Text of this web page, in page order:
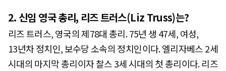
2. 신임 영국 총리, 리즈 트러스(Liz Truss)는?
리즈 트러스, 영국의 제78대 총리. 75년 생 47세, 여성,
13년차 정치인, 보수당 소속의 정치인이다. 엘리자베스 2세
시대의 마지막 총리이자 찰스 3세 시대의 첫 총리이다. 리즈